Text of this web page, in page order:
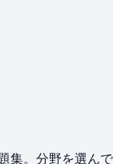
集。分野を選んで